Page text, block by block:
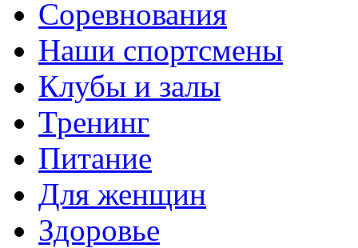
Соревнования
Наши спортсмены
Клубы и залы
Тренинг
Питание
Для женщин
Здоровье